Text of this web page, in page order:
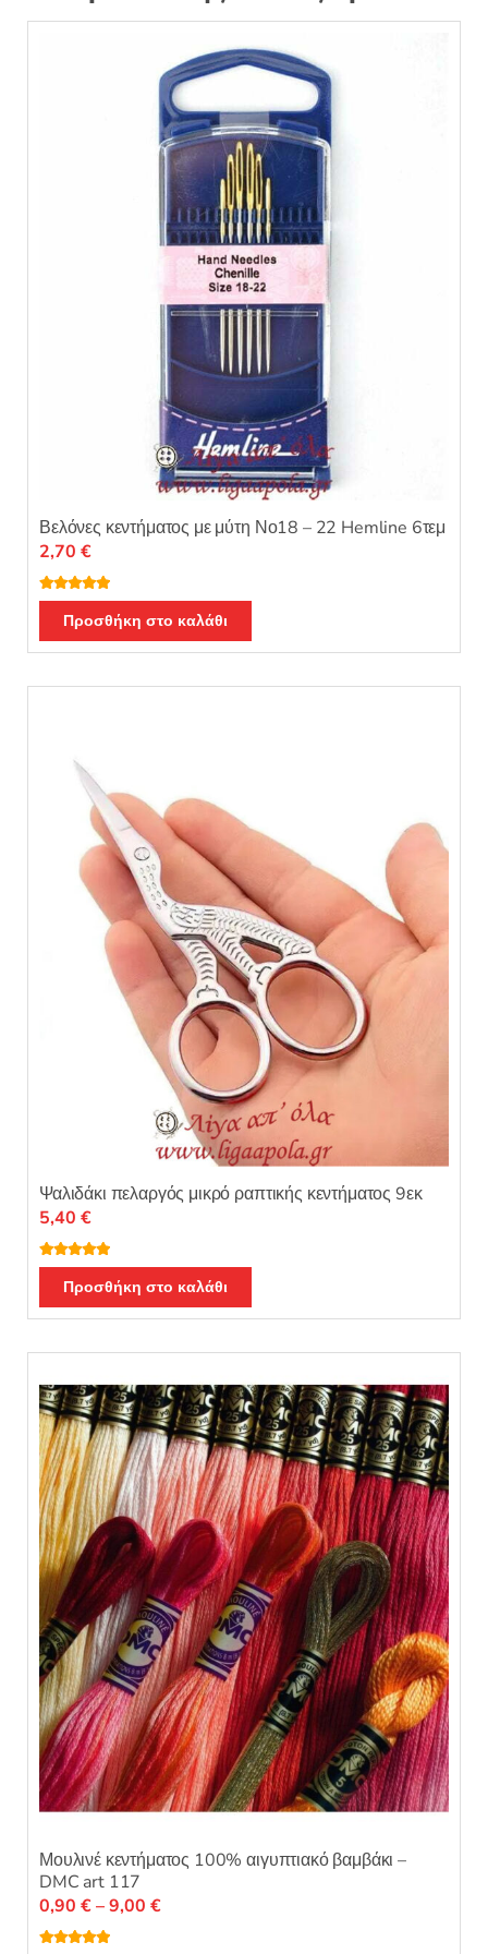
Βελόνες κεντήματος με μύτη Νο18 – 22 Hemline 6τεμ
Βαθμολογή
θηκε με5.00
από 5
2,70 €
Προσθήκη στο καλάθι
Ψαλιδάκι πελαργός μικρό ραπτικής κεντήματος 9εκ
Βαθμολογή
θηκε με 5.00
από 5
5,40 €
Προσθήκη στο καλάθι
Μουλινέ κεντήματος 100% αιγυπτιακό βαμβάκι –
DMC art 117
0,90 €–9,00 €Price